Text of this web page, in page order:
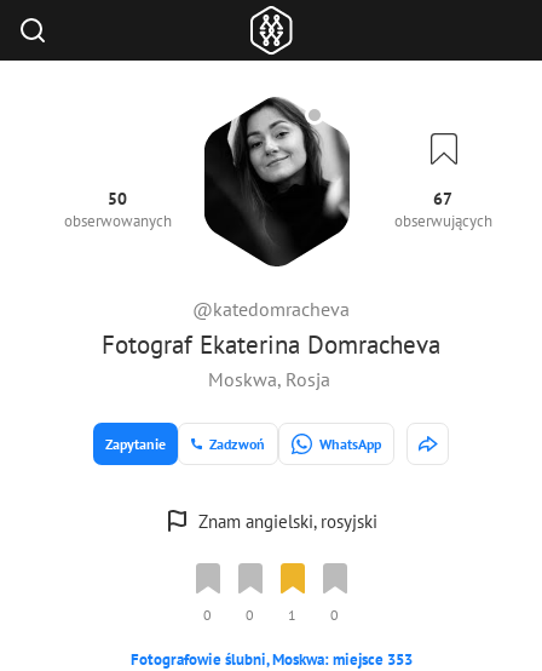
Fotograf Ekaterina Domracheva
@katedomracheva
50
obserwowanych
67
obserwujących
Moskwa, Rosja
Zapytanie Zadzwoń WhatsApp
Znam angielski, rosyjski
0 0 1 0
Fotografowie ślubni, Moskwa: miejsce 353